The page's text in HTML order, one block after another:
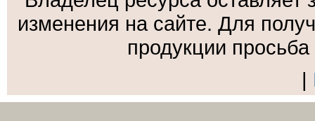
изменения на сайте. Для
продукции
|